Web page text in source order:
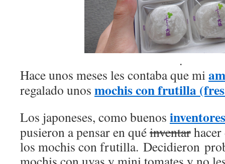
.
Hace unos meses les contaba que mi
regalado unos mochis con frutilla
Los japoneses, como buenos
pusieron a pensar en quéinventar
los mochis con frutilla. Decidieron